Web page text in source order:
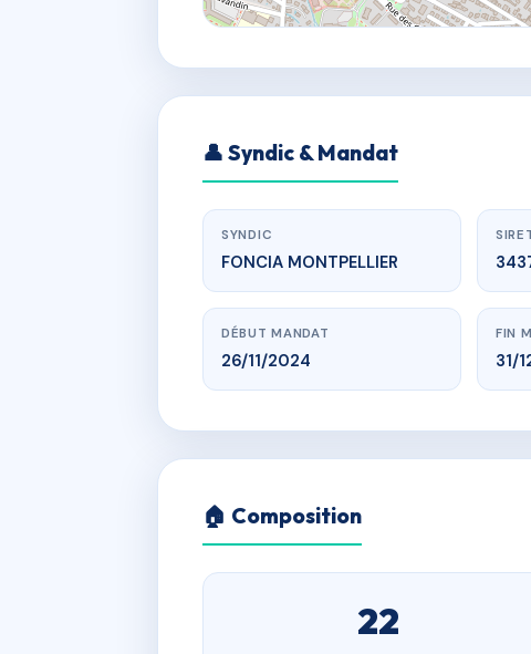
👤 Syndic & Mandat
SYNDIC
FONCIA MONTPELLIER
DÉBUT MANDAT
26/11/2024
FIN
31/
🏠 Composition
22